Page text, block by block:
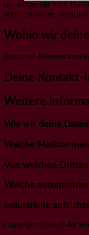
uns mitgeteilt hast.
administrativer,
Wohin wir
Besucher-Kommentare
Deine Kontakt-
Weitere
Wie wir deine
Welche
Von welchen
Welche
Industrielle
Copyright 2026 © AV